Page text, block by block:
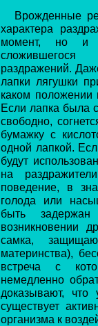
Врожденные
характера
момент, но и
раздражений.
лапки лягушки
каком положении
Если лапка была
свободно,
бумажку с
одной лапкой.
будут
на
поведение, в
голода или
быть
возникновении
самка,
материнства),
встреча с
немедленно
доказывают,
существует
организма к